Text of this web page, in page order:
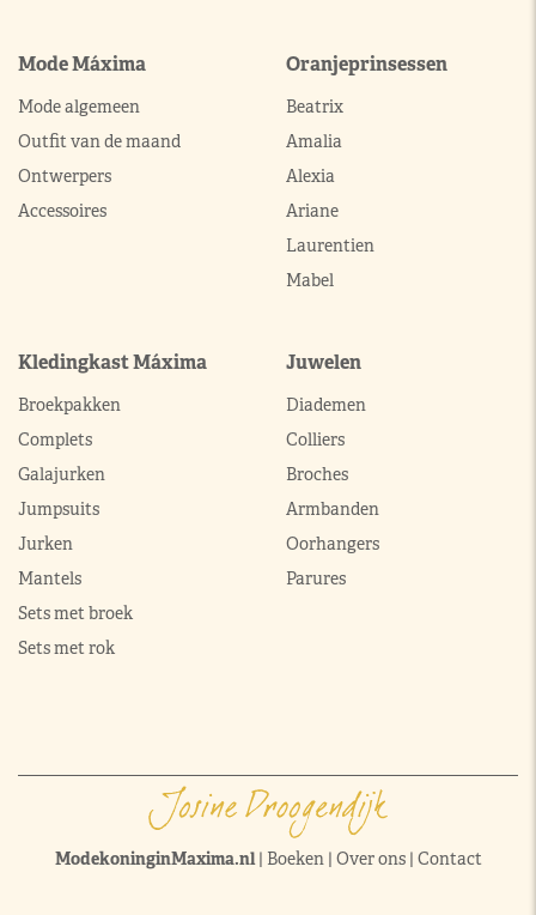
Mode Máxima
Mode algemeen
Outfit van de maand
Ontwerpers
Accessoires
Oranjeprinsessen
Beatrix
Amalia
Alexia
Ariane
Laurentien
Mabel
Kledingkast Máxima
Broekpakken
Complets
Galajurken
Jumpsuits
Jurken
Mantels
Sets met broek
Sets met rok
Juwelen
Diademen
Colliers
Broches
Armbanden
Oorhangers
Parures
ModekoninginMaxima.nl| Boeken| Over ons| Contact